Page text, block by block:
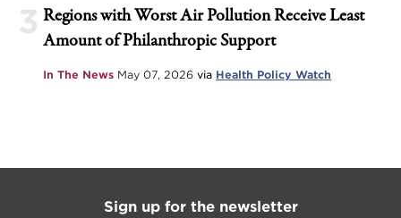
3 Regions with Worst Air Pollution Receive Least
Amount of Philanthropic Support
In The News May 07, 2026 via Health Policy Watch
Sign up for the newsletter